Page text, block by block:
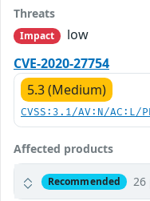
Threats
Impact
low
CVE-2020-27754
5.3 (Medium)
CVSS:3.1/AV:N/
Affected products
Recommended 26